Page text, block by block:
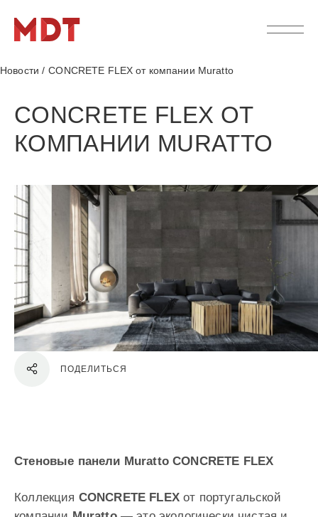
Новости / CONCRETE FLEX от компании Muratto
CONCRETE FLEX ОТ
КОМПАНИИ MURATTO
ПОДЕЛИТЬСЯ
Стеновые панели Muratto CONCRETE FLEX
Коллекция CONCRETE FLEXот португальской